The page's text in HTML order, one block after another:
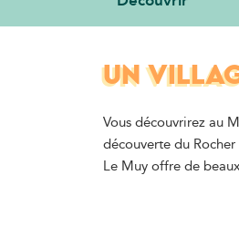
UN
Vous découvrirez au
découverte du
Le Muy offre de